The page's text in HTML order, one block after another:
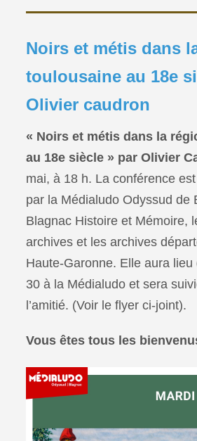
Noirs et métis dans
toulousaine au 18e
Olivier caudron
« Noirs et métis dans la
au 18e siècle » par Olivier
mai, à 18 h. La conférence
par la Médialudo Odyssud de
Blagnac Histoire et Mémoire,
archives et les archives
Haute-Garonne. Elle aura lieu
30 à la Médialudo et sera
l’amitié. (Voir le flyer ci-joint).
Vous êtes tous les